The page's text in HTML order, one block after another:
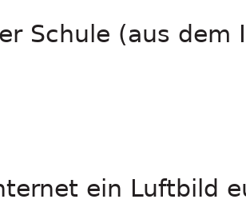
Schule (aus dem
ein Luftbild